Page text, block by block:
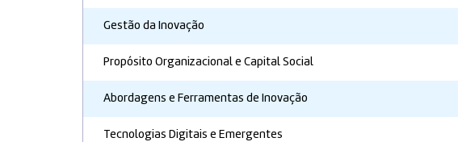
Gestão da Inovação
Propósito Organizacional e Capital Social
Abordagens e Ferramentas de Inovação
Tecnologias Digitais e Emergentes